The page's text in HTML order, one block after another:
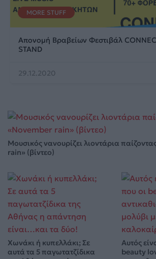
MORE STUFF
Απονομή Βραβείων Φεστιβάλ
STAND
29.12.2020
Μουσικός νανουρίζει λιοντάρια
rain» (βίντεο)
Χωνάκι ή κυπελλάκι; Σε
αυτά τα 5 παγωτατζίδικα
Αυτός
beauty